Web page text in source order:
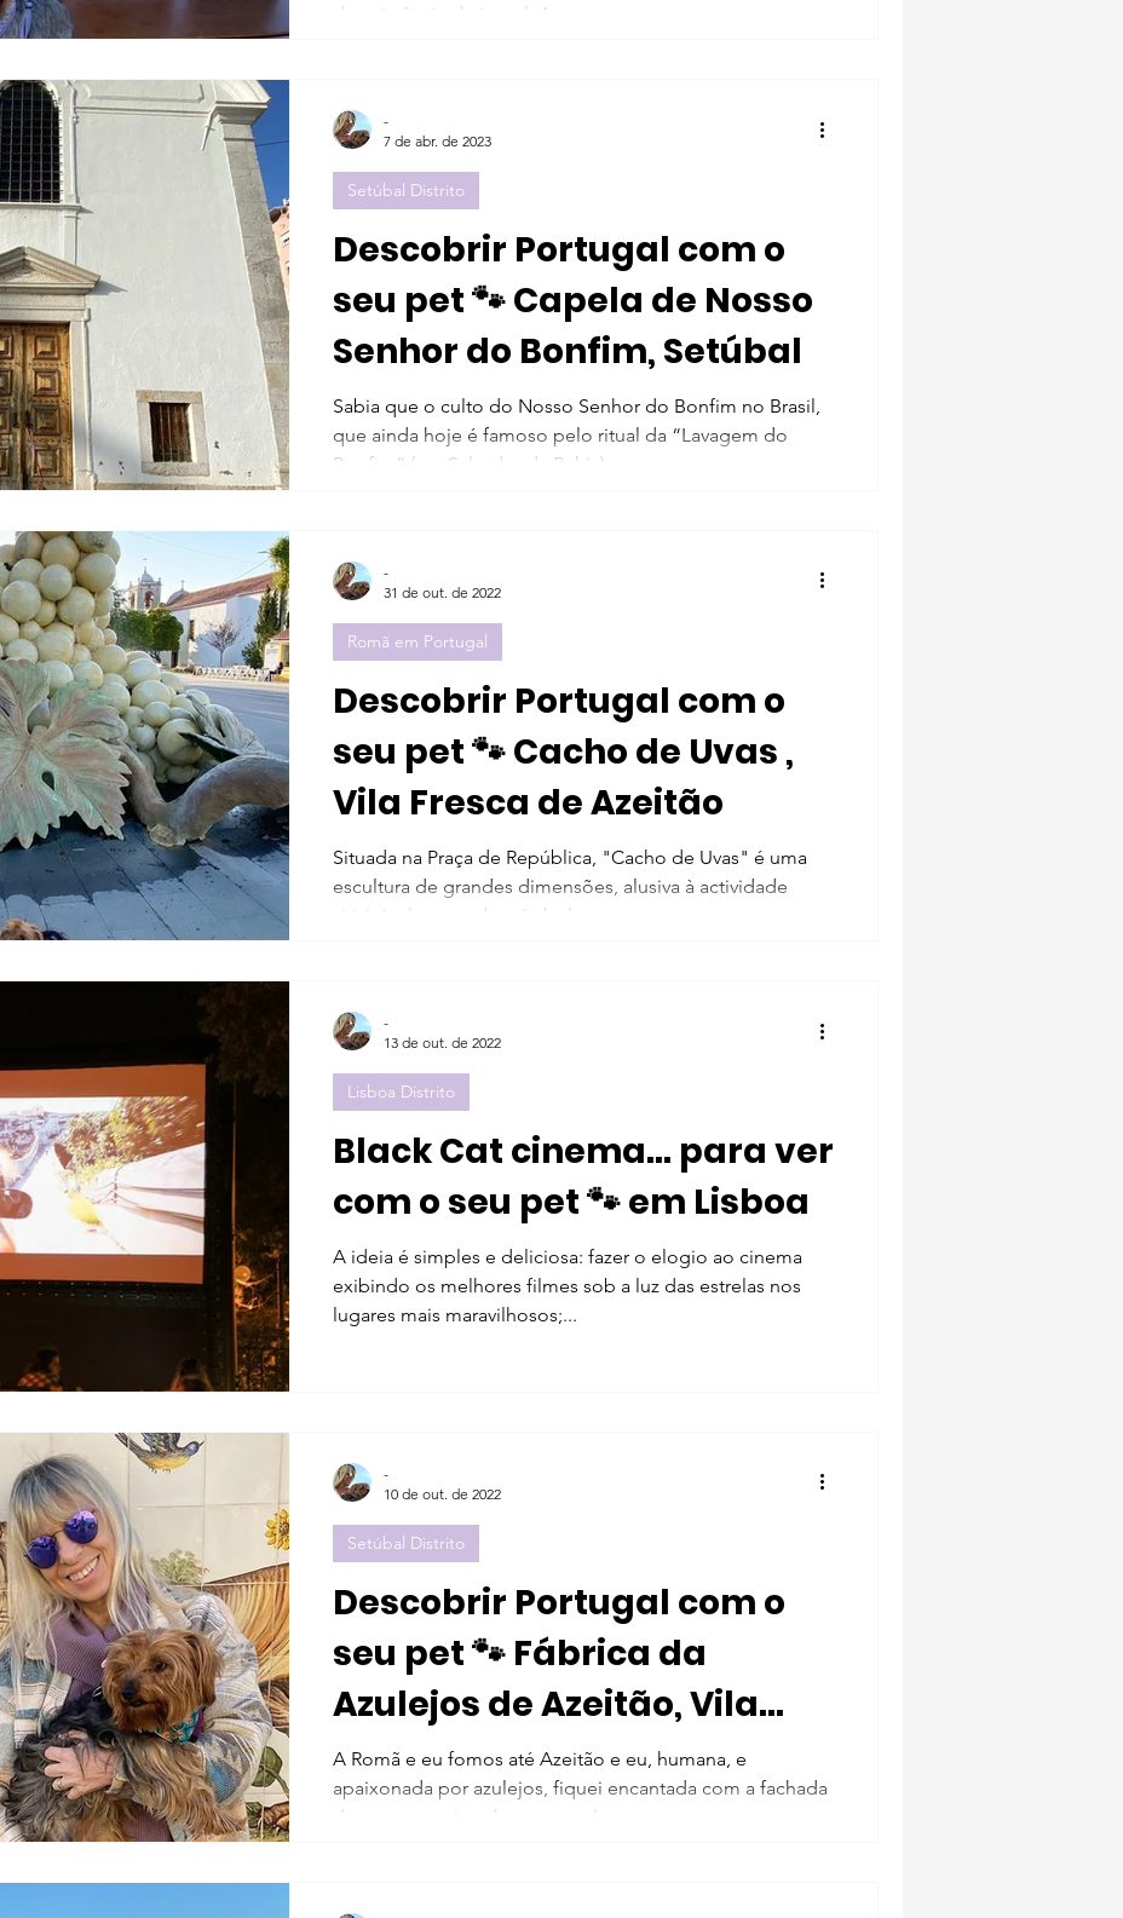
de existência do jornal. As...
Descobrir Portugal com o
seu pet 🐾 Capela de Nosso
Senhor do Bonfim, Setúbal
Sabia que o culto do Nosso Senhor do Bonfim no Brasil,
que ainda hoje é famoso pelo ritual da “Lavagem do
Bonfim” (em Salvador da Bahia)...
Setúbal Distrito
-
7 de abr. de 2023
Descobrir Portugal com o
seu pet 🐾 Cacho de Uvas ,
Vila Fresca de Azeitão
Situada na Praça de República, "Cacho de Uvas" é uma
escultura de grandes dimensões, alusiva à actividade
vitivinícola e um dos símbolos...
Romã em Portugal
-
31 de out. de 2022
Black Cat cinema… para ver
com o seu pet 🐾 em Lisboa
A ideia é simples e deliciosa: fazer o elogio ao cinema
exibindo os melhores filmes sob a luz das estrelas nos
lugares mais maravilhosos;...
Lisboa Distrito
-
13 de out. de 2022
Descobrir Portugal com o
seu pet 🐾 Fábrica da
Azulejos de Azeitão, Vila
Fresca de Azeitão
A Romã e eu fomos até Azeitão e eu, humana, e
apaixonada por azulejos, fiquei encantada com a fachada
de uma casa situada numa ruela...
Setúbal Distrito
-
10 de out. de 2022